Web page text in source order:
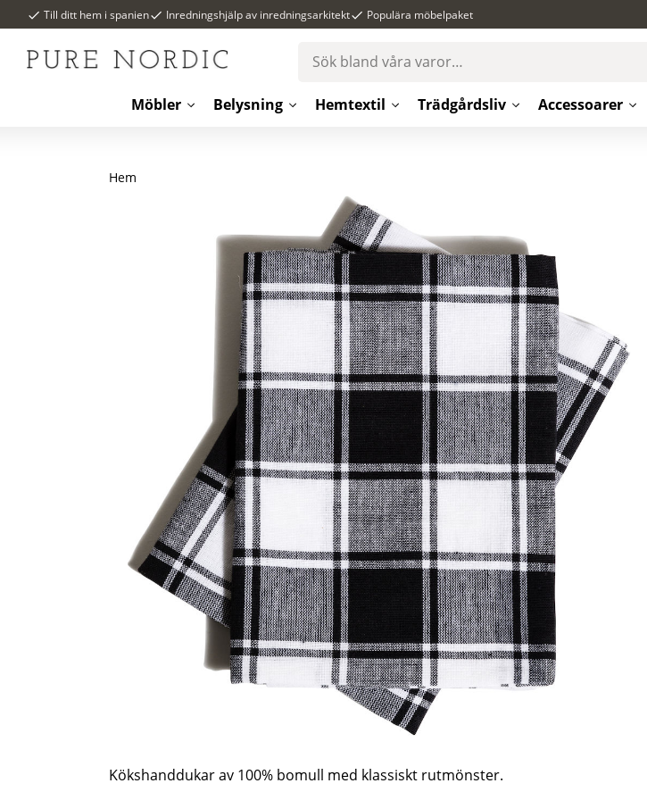
Till ditt hem i spanien Inredningshjälp av inredningsarkitekt Populära möbelpaket
Möbler Belysning Hemtextil Trädgårdsliv Accessoarer
Hem
Kökshanddukar av 100% bomull med klassiskt rutmönster.